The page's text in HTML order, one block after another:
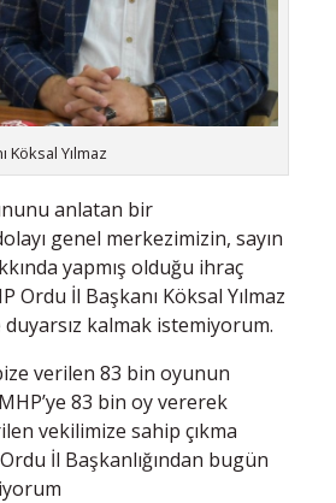
Köksal Yılmaz
anlatan bir
genel merkezimizin, sayın
yapmış olduğu ihraç
Ordu İl Başkanı Köksal Yılmaz
kalmak istemiyorum.
verilen 83 bin oyunun
83 bin oy vererek
vekilimize sahip çıkma
İl Başkanlığından bugün